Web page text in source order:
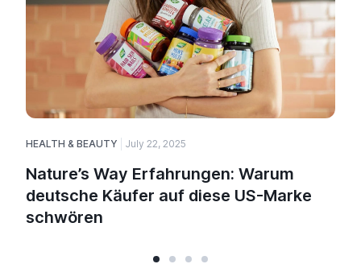
HEALTH & BEAUTY July 22, 2025
Nature’s Way Erfahrungen: Warum
deutsche Käufer auf diese US-Marke
schwören